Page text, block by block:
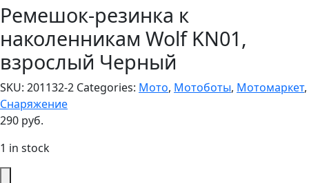
Ремешок-резинка к
наколенникам Wolf KN01,
взрослый Черный
SKU: 201132-2 Categories: Мото, Мотоботы, Мотомаркет,
Снаряжение
290 руб.
1 in stock